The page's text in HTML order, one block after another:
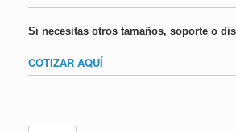
Si necesitas otros tamaños, soporte o
COTIZAR AQUÍ